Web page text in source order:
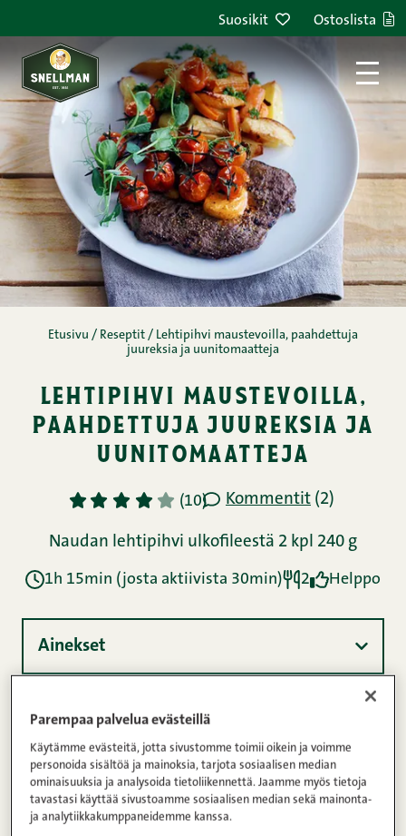
Suosikit Ostoslista
Etusivu / Reseptit / Lehtipihvi maustevoilla, paahdettuja
juureksia ja uunitomaatteja
lehtipihvi maustevoilla,
paahdettuja juureksia ja
uunitomaatteja
1 2 3 4 5 (10) Kommentit (2)
Naudan lehtipihvi ulkofileestä 2 kpl 240 g
1h 15min (josta aktiivista 30min) 2 Helppo
Ainekset
Ohje
Ravintosisältö
Parempaa palvelua evästeillä
Käytämme evästeitä, jotta sivustomme toimii oikein ja voimme
personoida sisältöä ja mainoksia, tarjota sosiaalisen median
ominaisuuksia ja analysoida tietoliikennettä. Jaamme myös tietoja
tavastasi käyttää sivustoamme sosiaalisen median sekä mainonta-
ja analytiikkakumppaneidemme kanssa.